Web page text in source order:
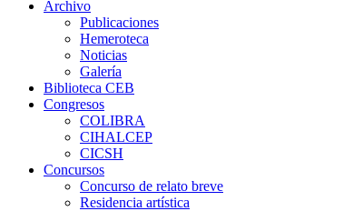
Archivo
Publicaciones
Hemeroteca
Noticias
Galería
Biblioteca CEB
Congresos
COLIBRA
CIHALCEP
CICSH
Concursos
Concurso de relato breve
Residencia artística